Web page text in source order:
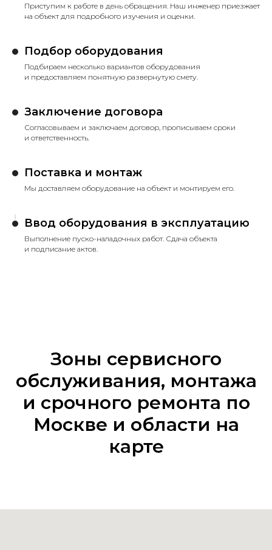
Приступим к работе в день обращения. Наш инженер приезжает
на объект для подробного изучения и оценки.
Подбор оборудования
Подбираем несколько вариантов оборудования
и предоставляем понятную развернутую смету.
Заключение договора
Согласовываем и заключаем договор, прописываем сроки
и ответственность.
Поставка и монтаж
Мы доставляем оборудование на объект и монтируем его.
Ввод оборудования в эксплуатацию
Выполнение пуско-наладочных работ. Сдача объекта
и подписание актов.
Зоны сервисного
обслуживания, монтажа
и срочного ремонта по
Москве и области на
карте